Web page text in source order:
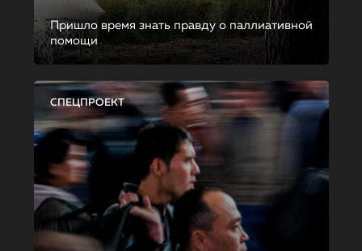
Пришло время знать правду о паллиативной
помощи
СПЕЦПРОЕКТ